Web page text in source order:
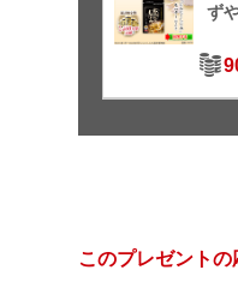
ず
このプレゼント